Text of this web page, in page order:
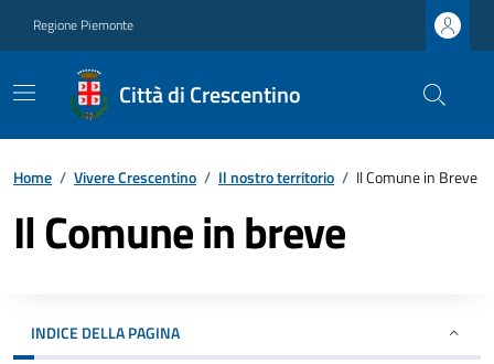
Regione Piemonte
Città di Crescentino
Home / Vivere Crescentino / Il nostro territorio / Il Comune in Breve
Il Comune in breve
INDICE DELLA PAGINA